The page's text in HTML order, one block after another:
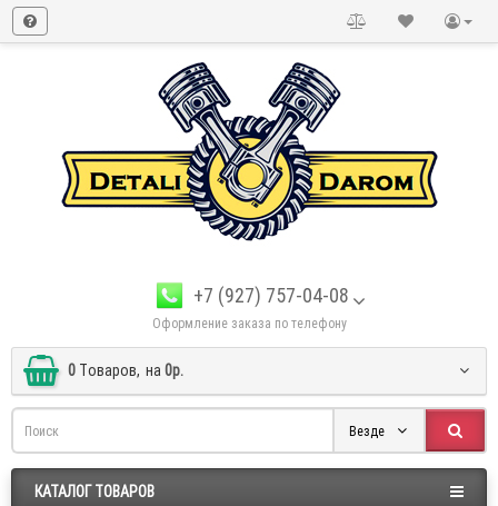
+7 (927) 757-04-08
Оформление заказа по телефону
0 Tоваров, на 0р.
Везде
КАТАЛОГ ТОВАРОВ